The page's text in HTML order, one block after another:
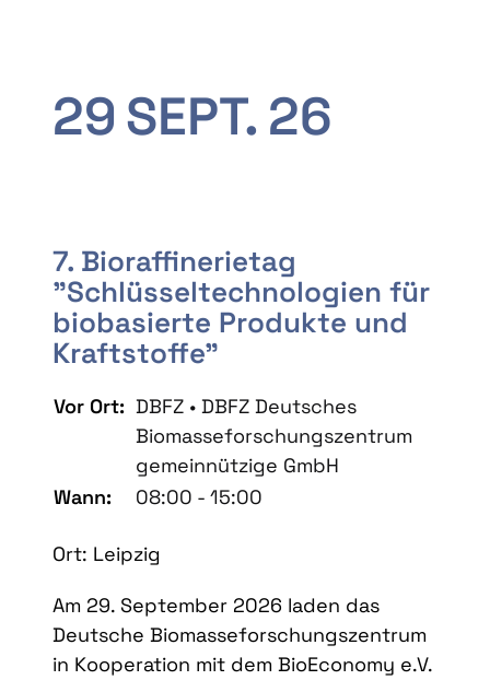
29SEPT. 26
7. Bioraffinerietag
"Schlüsseltechnologien für
biobasierte Produkte und
Kraftstoffe"
Vor Ort: DBFZ • DBFZ Deutsches
Biomasseforschungszentrum
gemeinnützige GmbH
Wann:
08:00 - 15:00
Ort: Leipzig
Am 29. September 2026 laden das
Deutsche Biomasseforschungszentrum
in Kooperation mit dem BioEconomy e.V.